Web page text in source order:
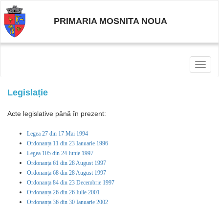
PRIMARIA MOSNITA NOUA
Legislație
Acte legislative până în prezent:
Legea 27 din 17 Mai 1994
Ordonanța 11 din 23 Ianuarie 1996
Legea 105 din 24 Iunie 1997
Ordonanța 61 din 28 August 1997
Ordonanța 68 din 28 August 1997
Ordonanța 84 din 23 Decembrie 1997
Ordonanța 26 din 26 Iulie 2001
Ordonanța 36 din 30 Ianuarie 2002